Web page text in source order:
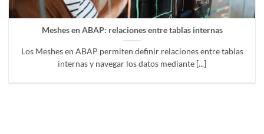
Meshes en ABAP: relaciones entre tablas internas
Los Meshes en ABAP permiten definir relaciones entre tablas
internas y navegar los datos mediante [...]